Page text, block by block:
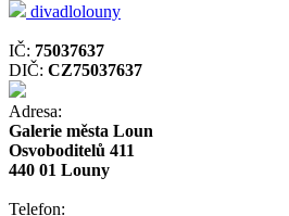
divadlolouny
IČ: 75037637
DIČ: CZ75037637
Adresa:
Galerie města Loun
Osvoboditelů 411
440 01 Louny
Telefon: